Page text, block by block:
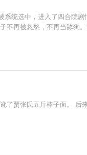
统选中，进入了四合院
再被忽悠，不再当舔狗。
了贾张氏五斤棒子面。